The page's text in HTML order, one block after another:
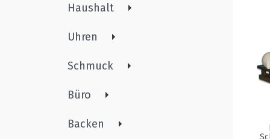
Haushalt
Uhren
Schmuck
Büro
Backen